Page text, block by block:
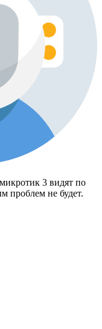
3 видят по
проблем не будет.